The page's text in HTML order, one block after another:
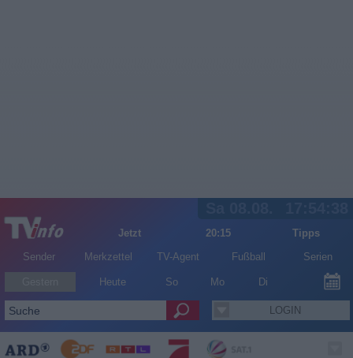
Jetzt 20:15
Tipps
Sender
Merkzettel TV-Agent Fußball Serien
Heute So Mo Di
LOGIN